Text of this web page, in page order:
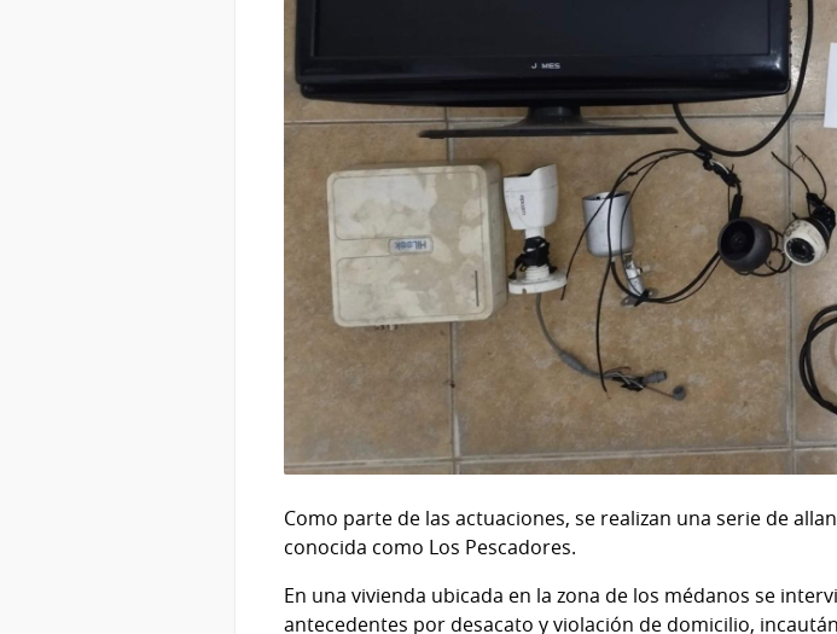
Como parte de las actuaciones, se realizan una serie de
conocida como Los Pescadores.
En una vivienda ubicada en la zona de los médanos se
antecedentes por desacato y violación de domicilio,